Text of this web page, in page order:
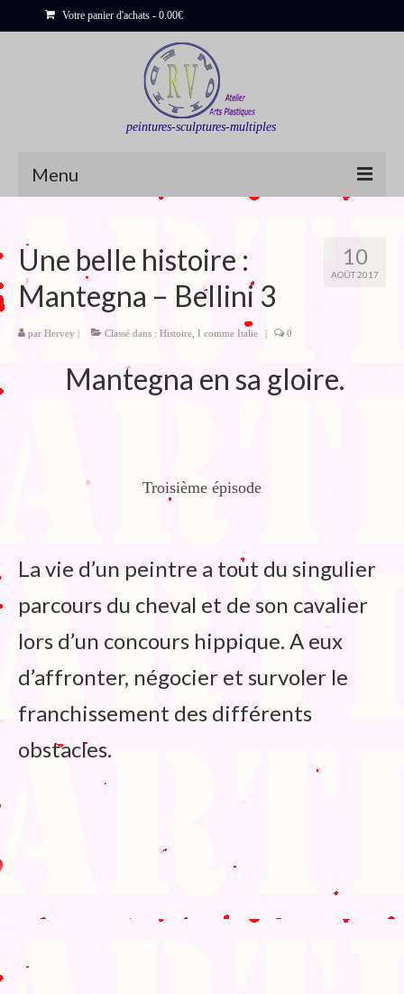
Votre panier d'achats - 0.00€
peintures-sculptures-multiples
Menu
Sculptures
Bois flottés
Peinture : Cartes et Itinéraires
Déclinaisons
Edition de Cartes postales.
Post-it politiques
10
AOÛT 2017
Une belle histoire :
Mantegna – Bellini 3
par Hervey | Classé dans : Histoire I comme Italie | 0
Mantegna en sa gloire.
Troisième épisode
La vie d’un peintre a tout du singulier
parcours du cheval et de son cavalier
lors d’un concours hippique. A eux
d’affronter, négocier et survoler le
franchissement des différents
obstacles.